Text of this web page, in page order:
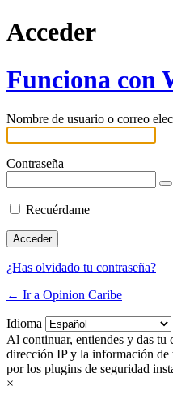
Acceder
Funciona con
Nombre de usuario o correo
Contraseña
Recuérdame
¿Has olvidado tu contraseña?
← Ir a Opinion Caribe
Idioma
Al continuar, entiendes y das tu
dirección IP y la información de
por los plugins de seguridad
×